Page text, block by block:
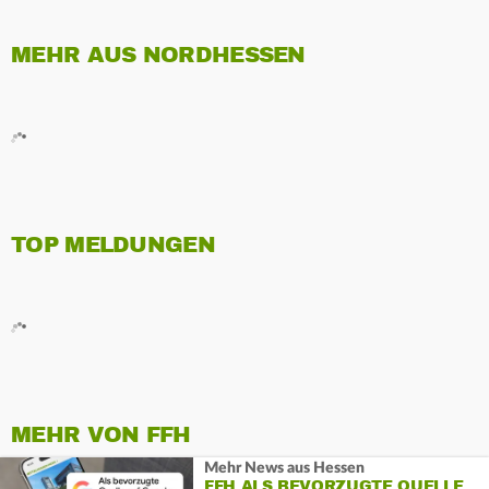
MEHR AUS NORDHESSEN
TOP MELDUNGEN
MEHR VON FFH
Mehr News aus Hessen